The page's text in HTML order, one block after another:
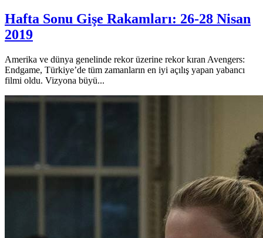
Hafta Sonu Gişe Rakamları: 26-28 Nisan
2019
Amerika ve dünya genelinde rekor üzerine rekor kıran Avengers:
Endgame, Türkiye’de tüm zamanların en iyi açılış yapan yabancı
filmi oldu. Vizyona büyü...